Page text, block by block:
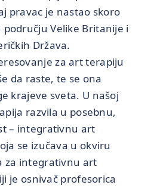
pravac je nastao skoro
Velike Britanije i
Država.
za art terapiju
da raste, te se ona
krajeve sveta. U našoj
razvila u posebnu,
– integrativnu art
se izučava u okviru
za integrativnu art
je osnivač profesorica